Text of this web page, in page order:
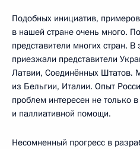
Подобных инициатив,
в нашей стране очень много.
представители многих стран. В
приезжали представители
Латвии, Соединённых Штатов.
из Бельгии, Италии. Опыт
проблем интересен не только
и паллиативной помощи.
Несомненный прогресс в